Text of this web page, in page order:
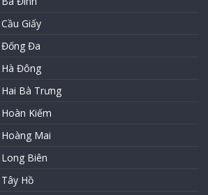
Giấy
Đa
Đông
Bà Trưng
Kiếm
Mai
Biên
Hồ